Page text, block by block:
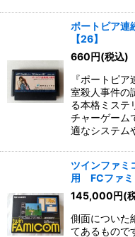
ポートピア
【26】
660円(税込)
『ポートピ
室殺人事件の
る本格ミステ
チャーゲーム
適なシステム
ツインファ
用 FCファミ
145,000円(
側面についた
てあるもので